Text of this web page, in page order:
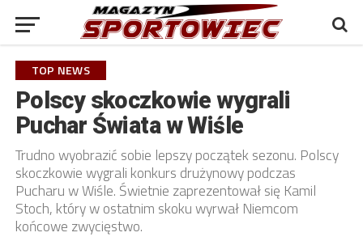
TOP NEWS
Polscy skoczkowie wygrali
Puchar Świata w Wiśle
Trudno wyobrazić sobie lepszy początek sezonu. Polscy
skoczkowie wygrali konkurs drużynowy podczas
Pucharu w Wiśle. Świetnie zaprezentował się Kamil
Stoch, który w ostatnim skoku wyrwał Niemcom
końcowe zwycięstwo.